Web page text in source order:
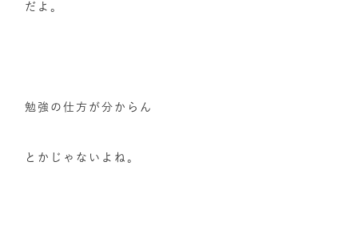
だよ。
勉強の仕方が分からん
とかじゃないよね。